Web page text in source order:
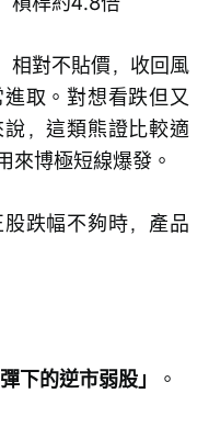
相對不貼價，收回風
取。對想看跌但又
，這類熊證比較適
來博極短線爆發。
跌幅不夠時，產品
下的逆市弱股」 。